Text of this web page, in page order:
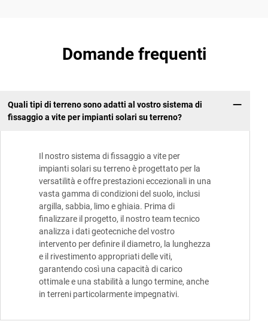
Domande frequenti
Quali tipi di terreno sono adatti al vostro sistema di
fissaggio a vite per impianti solari su terreno?
Il nostro sistema di fissaggio a vite per
impianti solari su terreno è progettato per la
versatilità e offre prestazioni eccezionali in una
vasta gamma di condizioni del suolo, inclusi
argilla, sabbia, limo e ghiaia. Prima di
finalizzare il progetto, il nostro team tecnico
analizza i dati geotecniche del vostro
intervento per definire il diametro, la lunghezza
e il rivestimento appropriati delle viti,
garantendo così una capacità di carico
ottimale e una stabilità a lungo termine, anche
in terreni particolarmente impegnativi.